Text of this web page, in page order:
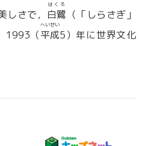
しさで， 白鷺
はくろ
（「しらさぎ」
1993（平成
へいせい
5）年に世界文化